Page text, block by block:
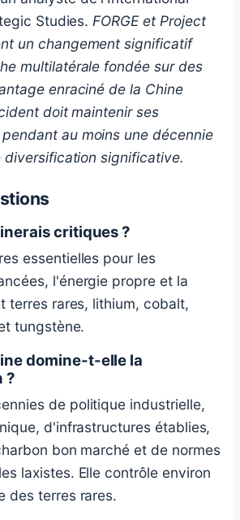
Studies. FORGE et Project
un changement significatif
multilatérale fondée sur des
enraciné de la Chine
doit maintenir ses
au moins une décennie
diversification significative.
critiques ?
essentielles pour les
l'énergie propre et la
terres rares, lithium, cobalt,
tungstène.
domine-t-elle la
?
de politique industrielle,
d'infrastructures établies,
bon marché et de normes
laxistes. Elle contrôle environ
des terres rares.